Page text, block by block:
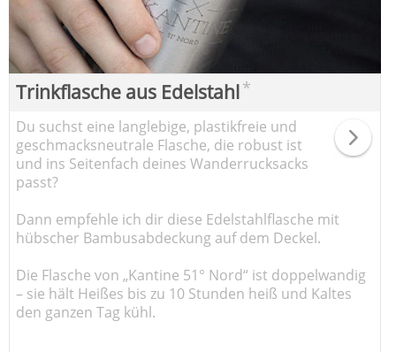
Trinkflasche aus Edelstahl*
Du suchst eine langlebige, plastikfreie und
geschmacksneutrale Flasche, die robust ist
und ins Seitenfach deines Wanderrucksacks
passt?
Dann empfehle ich dir diese Edelstahlflasche mit
hübscher Bambusabdeckung auf dem Deckel.
Die Flasche von „Kantine 51° Nord“ ist doppelwandig
– sie hält Heißes bis zu 10 Stunden heiß und Kaltes
den ganzen Tag kühl.